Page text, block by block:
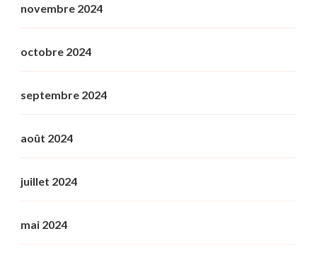
novembre 2024
octobre 2024
septembre 2024
août 2024
juillet 2024
mai 2024